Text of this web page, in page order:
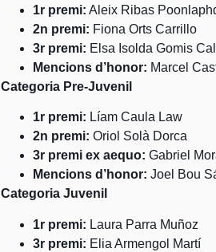
1r premi: Aleix Ribas
2n premi: Fiona Orts Carrillo
3r premi: Elsa Isolda Gomis
Mencions d’honor: Marcel
Categoria Pre-Juvenil
1r premi: Líam Caula Law
2n premi: Oriol Solà Dorca
3r premi ex aequo: Gabriel
Mencions d’honor: Joel Bou
Categoria Juvenil
1r premi: Laura Parra Muñoz
3r premi: Elia Armengol Martí